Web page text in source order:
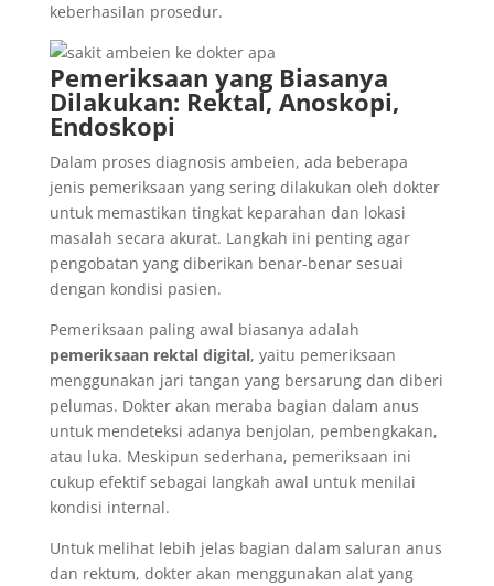
keberhasilan prosedur.
Pemeriksaan yang Biasanya
Dilakukan: Rektal, Anoskopi,
Endoskopi
Dalam proses diagnosis ambeien, ada beberapa
jenis pemeriksaan yang sering dilakukan oleh dokter
untuk memastikan tingkat keparahan dan lokasi
masalah secara akurat. Langkah ini penting agar
pengobatan yang diberikan benar-benar sesuai
dengan kondisi pasien.
Pemeriksaan paling awal biasanya adalah
pemeriksaan rektal digital, yaitu pemeriksaan
menggunakan jari tangan yang bersarung dan diberi
pelumas. Dokter akan meraba bagian dalam anus
untuk mendeteksi adanya benjolan, pembengkakan,
atau luka. Meskipun sederhana, pemeriksaan ini
cukup efektif sebagai langkah awal untuk menilai
kondisi internal.
Untuk melihat lebih jelas bagian dalam saluran anus
dan rektum, dokter akan menggunakan alat yang